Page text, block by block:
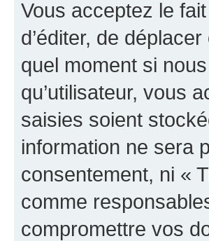
Vous acceptez le
d’éditer, de
quel moment si
qu’utilisateur, vous
saisies soient
information ne sera
consentement, ni «
comme
compromettre vos